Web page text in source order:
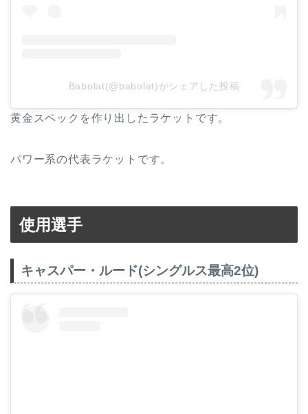
Babolat(@babolat)がシェアした投稿
黄金スペックを作り出したラケットです。
パワー系の代表ラケットです。
使用選手
キャスパー・ルード(シングルス最高2位)